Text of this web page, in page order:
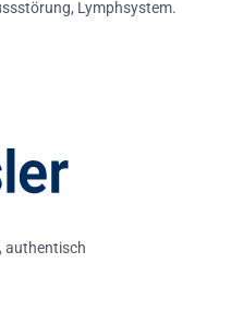
Lymphsystem.
authentisch